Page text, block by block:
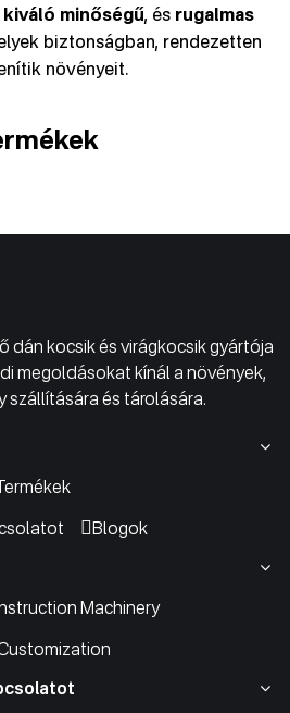
kiváló minőségű, és rugalmas
biztonságban, rendezetten
növényeit.
dán kocsik és virágkocsik gyártója
megoldásokat kínál a növények,
szállítására és tárolására.
Blogok
Machinery